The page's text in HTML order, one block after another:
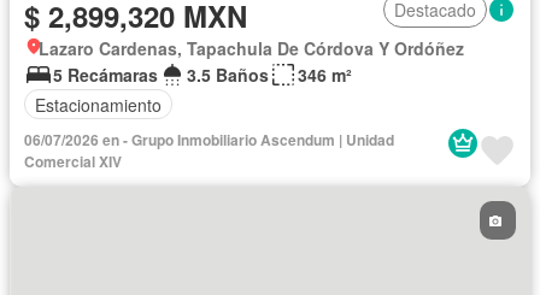
$ 2,899,320 MXN
Destacado
Lazaro Cardenas, Tapachula De Córdova Y Ordóñez
5 Recámaras
3.5 Baños
346 m²
Estacionamiento
06/07/2026 en - Grupo Inmobiliario Ascendum | Unidad
Comercial XIV